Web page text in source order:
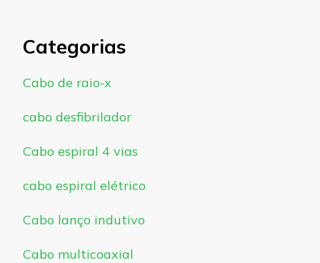
Categorias
Cabo de raio-x
cabo desfibrilador
Cabo espiral 4 vias
cabo espiral elétrico
Cabo lanço indutivo
Cabo multicoaxial